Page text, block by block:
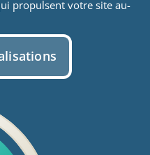
propulsent votre site au-